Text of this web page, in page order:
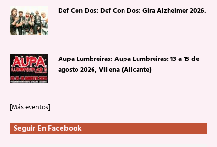
Def Con Dos: Def Con Dos: Gira Alzheimer 2026.
Aupa Lumbreiras: Aupa Lumbreiras: 13 a 15 de
agosto 2026, Villena (Alicante)
[Más eventos]
Seguir En Facebook